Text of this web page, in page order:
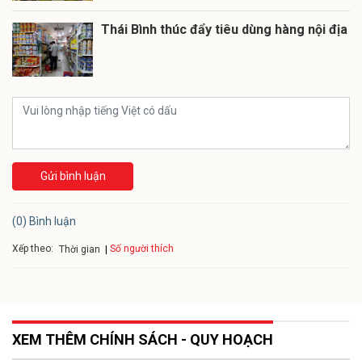
Thái Bình thúc đẩy tiêu dùng hàng nội địa
Gửi bình luận
(0) Bình luận
Xếp theo: Thời gian Số người thích
XEM THÊM CHÍNH SÁCH - QUY HOẠCH